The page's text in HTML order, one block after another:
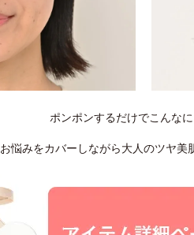
ポンポンするだけでこんなに
お悩みをカバーしながら大人のツヤ美